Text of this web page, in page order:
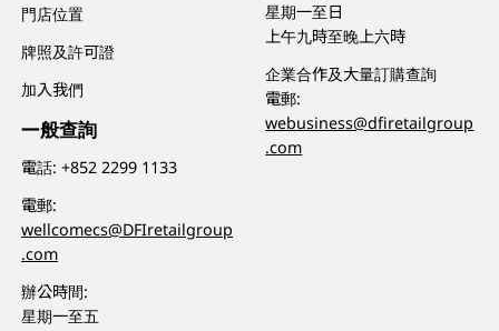
門店位置
牌照及許可證
加入我們
一般查詢
電話:+852 2299 1133
電郵:
wellcomecs@DFIretailgroup
.com
辦公時間:
星期一至五
星期一至日
上午九時至晚上六時
企業合作及大量訂購查詢
電郵:
webusiness@dfiretailgroup
.com